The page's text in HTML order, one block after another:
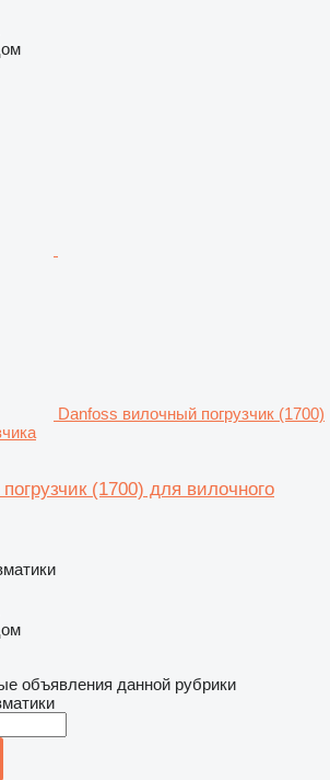
Danfoss вилочный погрузчик (1700)
(1700) для вилочного
объявления данной рубрики